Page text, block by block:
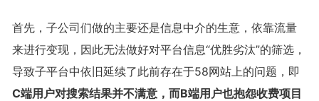
首先，子公司们做的主要还是信息中介的生意，依靠流量
来进行变现，因此无法做好对平台信息“优胜劣汰”的筛选，
导致子平台中依旧延续了此前存在于58网站上的问题，即
C端用户对搜索结果并不满意，而B端用户也抱怨收费项目